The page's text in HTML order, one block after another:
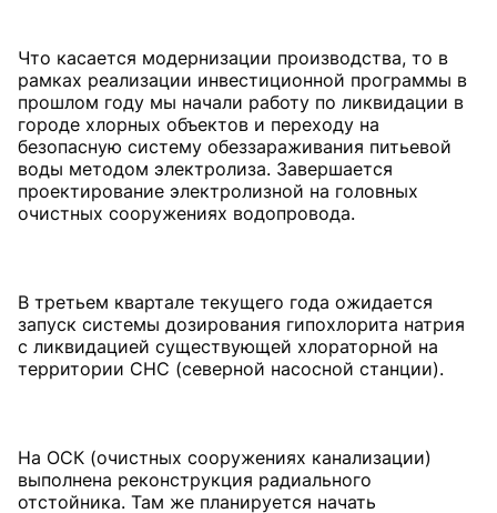
Что касается модернизации производства, то в
рамках реализации инвестиционной программы в
прошлом году мы начали работу по ликвидации в
городе хлорных объектов и переходу на
безопасную систему обеззараживания питьевой
воды методом электролиза. Завершается
проектирование электролизной на головных
очистных сооружениях водопровода.
В третьем квартале текущего года ожидается
запуск системы дозирования гипохлорита натрия
с ликвидацией существующей хлораторной на
территории СНС (северной насосной станции).
На ОСК (очистных сооружениях канализации)
выполнена реконструкция радиального
отстойника. Там же планируется начать